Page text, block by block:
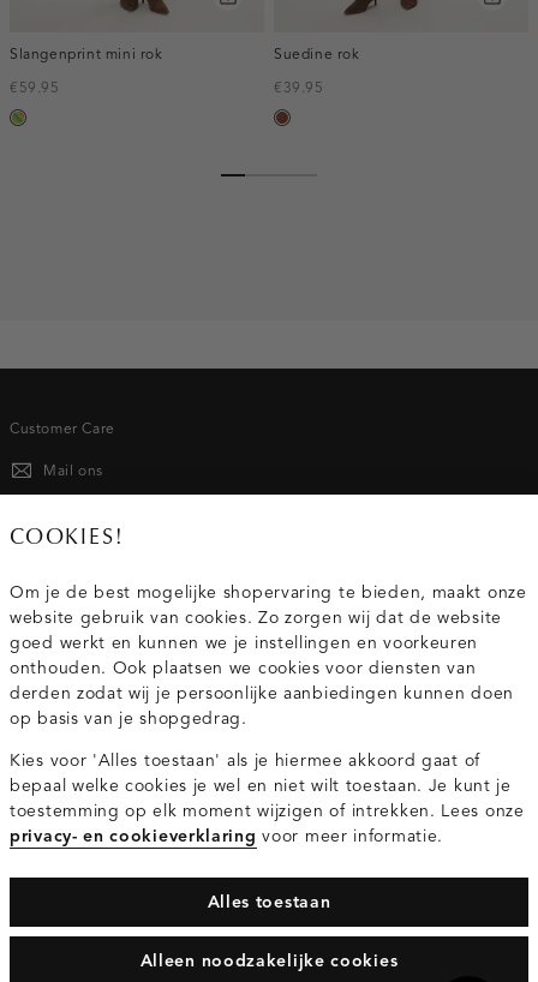
Slangenprint mini rok
€59.95
meerkleurig
Suedine rok
€39.95
cognac
Customer Care
Mail ons
Service
Wij zijn Costes
Topcategorieën voor jou
Privacy- en cookieverklaringAlgemene Voorwaarden
COOKIES!
Om je de best mogelijke shopervaring te bieden, maakt onze
website gebruik van cookies. Zo zorgen wij dat de website
goed werkt en kunnen we je instellingen en voorkeuren
onthouden. Ook plaatsen we cookies voor diensten van
derden zodat wij je persoonlijke aanbiedingen kunnen doen
op basis van je shopgedrag.
Kies voor 'Alles toestaan' als je hiermee akkoord gaat of
bepaal welke cookies je wel en niet wilt toestaan. Je kunt je
toestemming op elk moment wijzigen of intrekken. Lees onze
privacy- en cookieverklaring voor meer informatie.
Alles toestaan
Alleen noodzakelijke cookies